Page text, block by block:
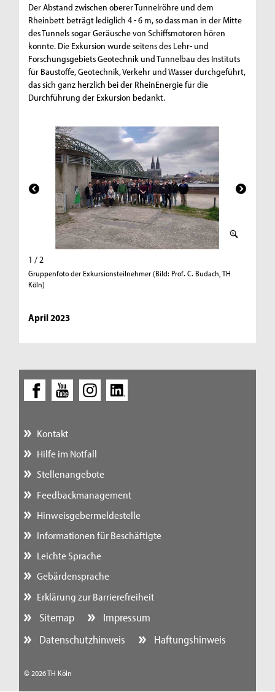
Der Abstand zwischen oberer Tunnelröhre und dem
Rheinbett beträgt lediglich 4 - 6 m, so dass man in der Mitte
des Tunnels sogar Geräusche von Schiffsmotoren hören
konnte. Die Exkursion wurde seitens des Lehr- und
Forschungsgebiets Geotechnik und Tunnelbau des Instituts
für Baustoffe, Geotechnik, Verkehr und Wasser durchgeführt,
das sich ganz herzlich bei der RheinEnergie für die
Durchführung der Exkursion bedankt.
1 / 2
Gruppenfoto der Exkursionsteilnehmer (Bild: Prof. C. Budach, TH
Köln)
April 2023
Kontakt
Hilfe im Notfall
Stellenangebote
Feedbackmanagement
Hinweisgebermeldestelle
Informationen für Beschäftigte
Leichte Sprache
Gebärdensprache
Erklärung zur Barrierefreiheit
Sitemap
Impressum
Datenschutzhinweis
Haftungshinweis
© 2026 TH Köln